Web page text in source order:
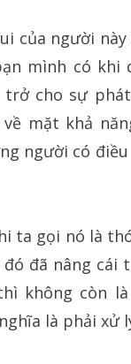
của người
mình có khi
cho sự
mặt khả
người có
ta gọi nó là
đã nâng
không còn
là phải xử